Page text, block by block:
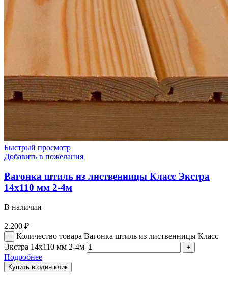
Быстрый просмотр
Добавить в пожелания
Вагонка штиль из лиственницы Класс Экстра
14х110 мм 2-4м
В наличии
2.200 ₽
Количество товара Вагонка штиль из лиственницы Класс
Экстра 14х110 мм 2-4м
Подробнее
Купить в один клик